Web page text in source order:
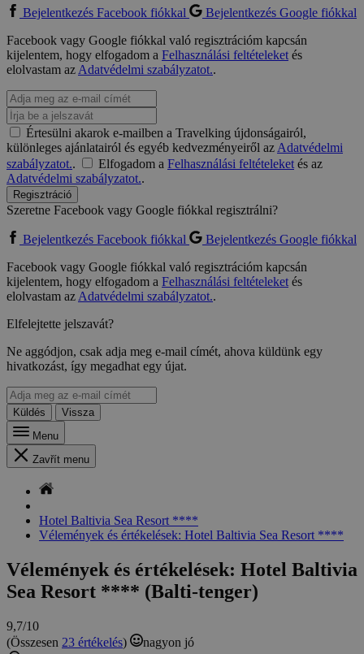
Bejelentkezés Facebook fiókkal
Bejelentkezés Google fiókkal
Facebook vagy Google fiókkal való regisztrációm kapcsán
kijelentem, hogy elfogadom a Felhasználási feltételeketés
elolvastam azAdatvédelmi szabályzatot..
Értesülni akarok e-mailben a Travelking újdonságairól,
különleges ajánlatairól és egyéb kedvezményeiről azAdatvédelmi
szabályzatot.. Elfogadom a Felhasználási feltételeketés az
Adatvédelmi szabályzatot..
Regisztráció
Szeretne Facebook vagy Google fiókkal regisztrálni?
Bejelentkezés Facebook fiókkal
Bejelentkezés Google fiókkal
Facebook vagy Google fiókkal való regisztrációm kapcsán
kijelentem, hogy elfogadom a Felhasználási feltételeketés
elolvastam azAdatvédelmi szabályzatot..
Elfelejtette jelszavát?
Ne aggódjon, csak adja meg e-mail címét, ahova küldünk egy
hivatkozást, így megadhat egy újat.
Küldés
Vissza
Menu
Zavřít menu
Hotel Baltivia Sea Resort ****
Vélemények és értékelések: Hotel Baltivia Sea Resort ****
Vélemények és értékelések: Hotel Baltivia
Sea Resort **** (Balti-tenger)
9,7/10
(Összesen 23 értékelés)
nagyon jó